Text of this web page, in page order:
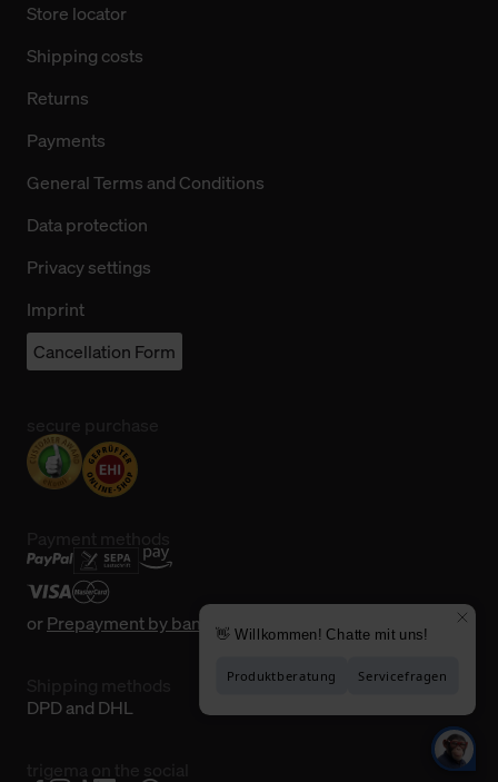
Store locator
Shipping costs
Returns
Payments
General Terms and Conditions
Data protection
Privacy settings
Imprint
Cancellation Form
orPrepayment by bank transfer
DPD and DHL